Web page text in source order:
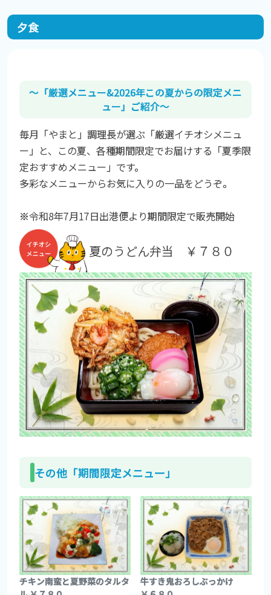
夕食
～「厳選メニュー&2026年この夏からの限定メニ
ュー」ご紹介～
毎月「やまと」調理長が選ぶ「厳選イチオシメニュ
ー」と、この夏、各種期間限定でお届けする「夏季限
定おすすめメニュー」です。
多彩なメニューからお気に入りの一品をどうぞ。
※令和8年7月17日出港便より期間限定で販売開始
夏のうどん弁当 ￥７８０
その他「期間限定メニュー」
チキン南蛮と夏野菜のタルタ
牛すき鬼おろしぶっかけ